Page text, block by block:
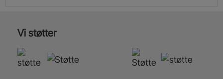
Vi støtter